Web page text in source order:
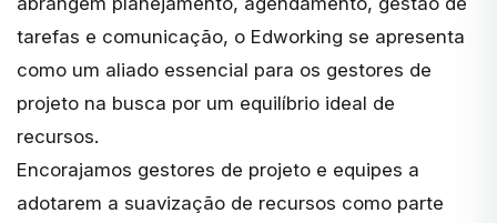
tarefas e comunicação, o Edworking se apresenta
como um aliado essencial para os gestores de
projeto na busca por um equilíbrio ideal de
recursos.
Encorajamos gestores de projeto e equipes a
adotarem a suavização de recursos como parte